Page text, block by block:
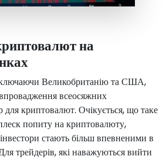
на
Великобританію та США,
всеосяжних
для криптовалют. Очікується, що таке
попиту на криптовалюту,
інвестори стають більш впевненими в
трейдерів, які наважуються вийти